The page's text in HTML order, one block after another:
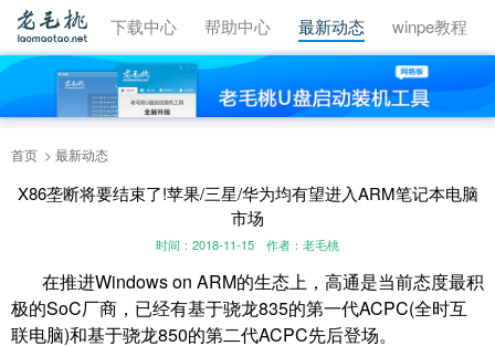
视频教程 下载中心 帮助中心 最新动态 winpe教程
首页 最新动态
X86垄断将要结束了!苹果/三星/华为均有望进入ARM笔记本电脑
市场
时间：2018-11-15 作者：老毛桃
在推进Windows on ARM的生态上，高通是当前态度最积
极的SoC厂商，已经有基于骁龙835的第一代ACPC(全时互
联电脑)和基于骁龙850的第二代ACPC先后登场。